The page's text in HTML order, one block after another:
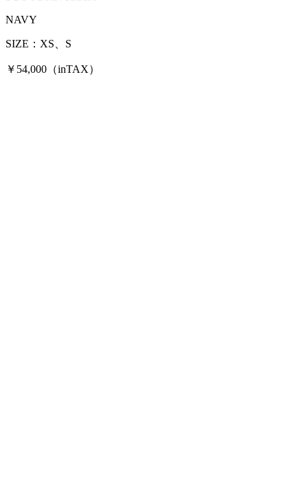
NAVY
SIZE：XS、S
￥54,000（inTAX）